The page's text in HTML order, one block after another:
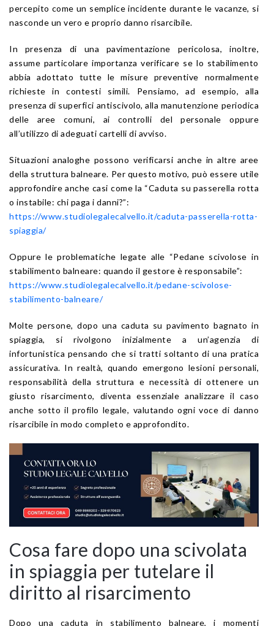
percepito come un semplice incidente durante le vacanze, si
nasconde un vero e proprio danno risarcibile.
In presenza di una pavimentazione pericolosa, inoltre,
assume particolare importanza verificare se lo stabilimento
abbia adottato tutte le misure preventive normalmente
richieste in contesti simili. Pensiamo, ad esempio, alla
presenza di superfici antiscivolo, alla manutenzione periodica
delle aree comuni, ai controlli del personale oppure
all’utilizzo di adeguati cartelli di avviso.
Situazioni analoghe possono verificarsi anche in altre aree
della struttura balneare. Per questo motivo, può essere utile
approfondire anche casi come la “Caduta su passerella rotta
o instabile: chi paga i danni?”:
https://www.studiolegalecalvello.it/caduta-passerella-rotta-
spiaggia/
Oppure le problematiche legate alle “Pedane scivolose in
stabilimento balneare: quando il gestore è responsabile”:
https://www.studiolegalecalvello.it/pedane-scivolose-
stabilimento-balneare/
Molte persone, dopo una caduta su pavimento bagnato in
spiaggia, si rivolgono inizialmente a un’agenzia di
infortunistica pensando che si tratti soltanto di una pratica
assicurativa. In realtà, quando emergono lesioni personali,
responsabilità della struttura e necessità di ottenere un
giusto risarcimento, diventa essenziale analizzare il caso
anche sotto il profilo legale, valutando ogni voce di danno
risarcibile in modo completo e approfondito.
Cosa fare dopo una scivolata
in spiaggia per tutelare il
diritto al risarcimento
Dopo una caduta in stabilimento balneare, i momenti